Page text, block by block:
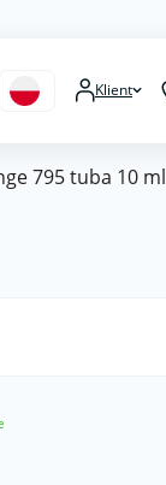
Klient
795 tuba 10 ml